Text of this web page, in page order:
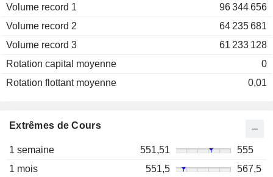
Volume record 1
96 344 656
Volume record 2
64 235 681
Volume record 3
61 233 128
Rotation capital moyenne
0
Rotation flottant moyenne
0,01
Extrêmes de Cours
1 semaine 551,51
555
1 mois
551,5
567,5